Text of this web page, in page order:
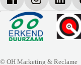
© OH Marketing & Reclame